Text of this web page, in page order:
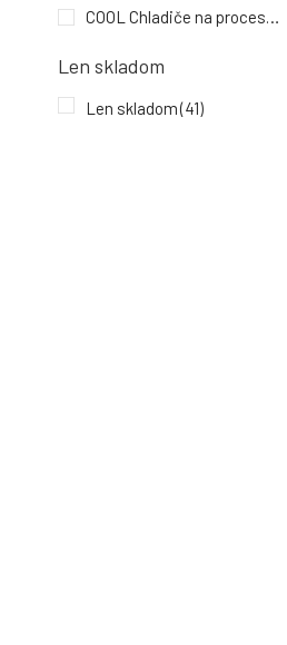
COOL Chladiče na procesory
Len skladom
Len skladom(41)